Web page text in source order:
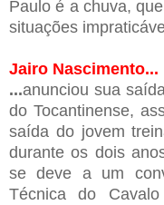
Paulo é a chuva,
situações
Jairo Nascimento...
...anunciou sua
do Tocantinense,
saída do jovem
durante os dois
se deve a um
Técnica do